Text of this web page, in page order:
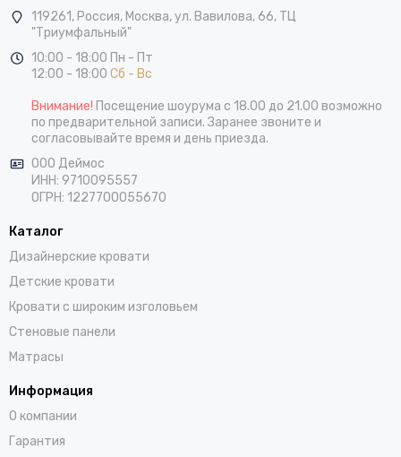
119261, Россия, Москва,ул. Вавилова, 66, ТЦ
"Триумфальный"
10:00 - 18:00 Пн - Пт
12:00 - 18:00 Сб - Вс
Внимание! Посещение шоурума с 18.00 до 21.00 возможно
по предварительной записи. Заранее звоните и
согласовывайте время и день приезда.
ООО Деймос
ИНН: 9710095557
ОГРН: 1227700055670
Каталог
Дизайнерские кровати
Детские кровати
Кровати с широким изголовьем
Стеновые панели
Матрасы
Информация
О компании
Гарантия